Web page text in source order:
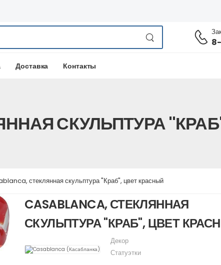
Доставка Контакты
СКУЛЬПТУРА
стеклянная скульптура "Краб", цвет красный
CASABLANCA, СТЕКЛЯННАЯ
СКУЛЬПТУРА "КРАБ", ЦВЕТ
Декор
Статуэтки